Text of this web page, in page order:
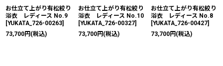
お仕立て上がり有松絞り
浴衣 レディース No.9
[YUKATA_726-00263]
73,700円 (税込)
お仕立て上がり有松絞り
浴衣 レディース No.10
[YUKATA_726-00327]
73,700円 (税込)
お仕立て上がり有松絞り
浴衣 レディース No.8
[YUKATA_726-00427]
73,700円 (税込)